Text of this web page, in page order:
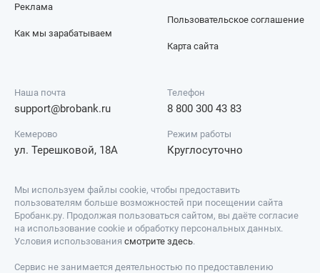
Реклама
Как мы зарабатываем
Пользовательское соглашение
Карта сайта
Наша почта
support@brobank.ru
Телефон
8 800 300 43 83
Кемерово
ул. Терешковой, 18А
Режим работы
Круглосуточно
Мы используем файлы cookie, чтобы предоставить
пользователям больше возможностей при посещении сайта
Бробанк.ру. Продолжая пользоваться сайтом, вы даёте согласие
на использование cookie и обработку персональных данных.
Условия использования смотрите здесь.
Сервис не занимается деятельностью по предоставлению